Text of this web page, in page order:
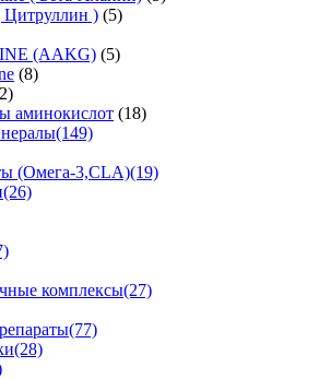
Цитруллин ) (5)
(AAKG) (5)
(8)
аминокислот (18)
(149)
(Омега-3,CLA)(19)
(26)
комплексы(27)
(77)
(28)